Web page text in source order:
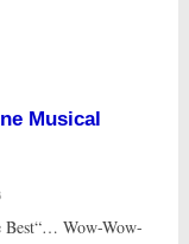
Musical
Best“… Wow-Wow-